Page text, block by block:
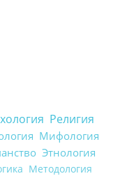
Религия
Мифология
Этнология
Методология